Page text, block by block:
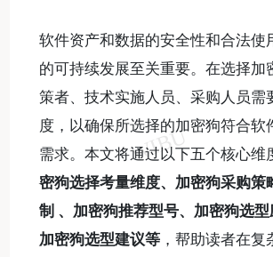
软件资产和数据的安全性和合法使
的可持续发展至关重要。在选择加
策者、技术实施人员、采购人员需
度，以确保所选择的加密狗符合软
需求。本文将通过以下五个核心维
密狗选择考量维度、加密狗采购策
制 、加密狗推荐型号、加密狗选
加密狗选型建议等，帮助读者在复